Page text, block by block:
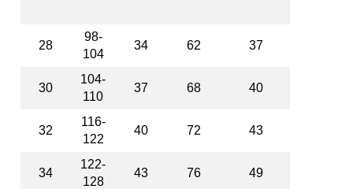
28
98-
104
34 62 37
30
104-
110
37 68 40
32
116-
122
40 72 43
34
122-
128
43 76 49